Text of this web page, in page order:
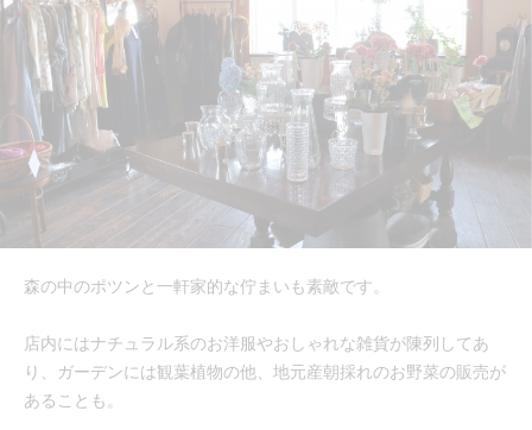
森の中のポツンと一軒家的な佇まいも素敵です。
店内にはナチュラル系のお洋服やおしゃれな雑貨が陳列してあ
り、ガーデンには観葉植物の他、地元産朝採れのお野菜の販売が
あることも。